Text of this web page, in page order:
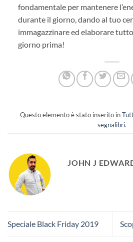
fondamentale per mantenere
durante il giorno, dando al tuo
immagazzinare ed elaborare
giorno prima!
Questo elemento è stato inserito in
segnalibri.
JOHN J
Speciale Black Friday 2019